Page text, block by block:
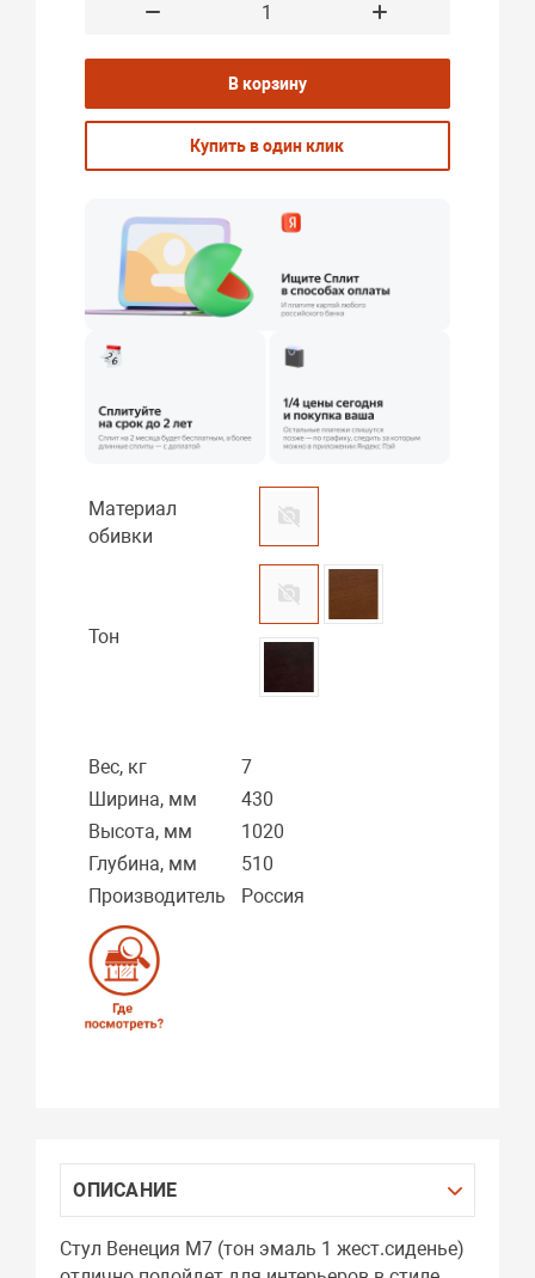
В корзину
Купить в один клик
Материал
обивки
Тон
Вес, кг
7
Ширина, мм
430
Высота, мм
1020
Глубина, мм
510
Производитель
Россия
ОПИСАНИЕ
Стул Венеция М7 (тон эмаль 1 жест.сиденье)